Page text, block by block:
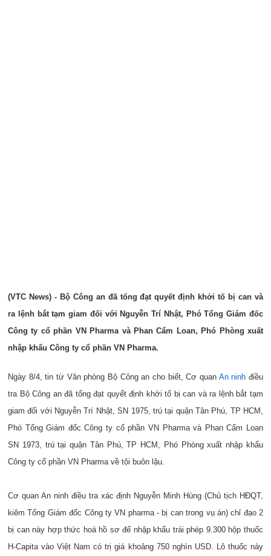
(VTC News) - Bộ Công an đã tống đạt quyết định khởi tố bị can và
ra lệnh bắt tạm giam đối với Nguyễn Trí Nhật, Phó Tổng Giám đốc
Công ty cổ phần VN Pharma và Phan Cẩm Loan, Phó Phòng xuất
nhập khẩu Công ty cổ phần VN Pharma.
Ngày 8/4, tin từ Văn phòng Bộ Công an cho biết, Cơ quan An ninh điều
tra Bộ Công an đã tống đạt quyết định khởi tố bị can và ra lệnh bắt tạm
giam đối với Nguyễn Trí Nhật, SN 1975, trú tại quận Tân Phú, TP HCM,
Phó Tổng Giám đốc Công ty cổ phần VN Pharma và Phan Cẩm Loan
SN 1973, trú tại quận Tân Phú, TP HCM, Phó Phòng xuất nhập khẩu
Công ty cổ phần VN Pharma về tội buôn lậu.
Cơ quan An ninh điều tra xác định Nguyễn Minh Hùng (Chủ tịch HĐQT,
kiêm Tổng Giám đốc Công ty VN pharma - bị can trong vụ án) chỉ đạo 2
bị can này hợp thức hoá hồ sơ để nhập khẩu trái phép 9.300 hộp thuốc
H-Capita vào Việt Nam có trị giá khoảng 750 nghìn USD. Lô thuốc này